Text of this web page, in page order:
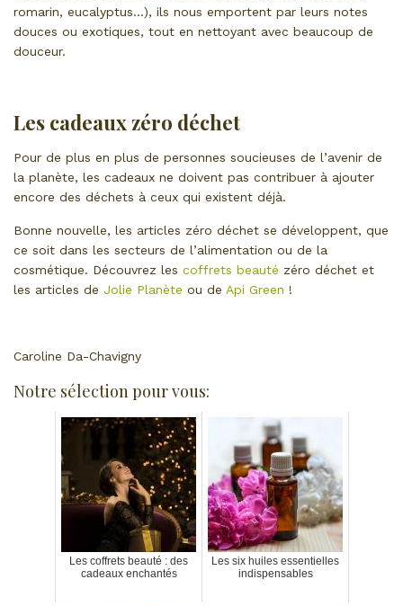
romarin, eucalyptus…), ils nous emportent par leurs notes
douces ou exotiques, tout en nettoyant avec beaucoup de
douceur.
Les cadeaux zéro déchet
Pour de plus en plus de personnes soucieuses de l’avenir de
la planète, les cadeaux ne doivent pas contribuer à ajouter
encore des déchets à ceux qui existent déjà.
Bonne nouvelle, les articles zéro déchet se développent, que
ce soit dans les secteurs de l’alimentation ou de la
cosmétique. Découvrez les coffrets beauté zéro déchet et
les articles de Jolie Planète ou de Api Green !
Caroline Da-Chavigny
Notre sélection pour vous:
Les coffrets beauté : des
cadeaux enchantés
Les six huiles essentielles
indispensables